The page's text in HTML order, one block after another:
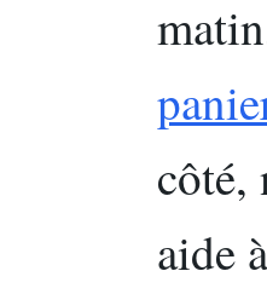
côté,
aide